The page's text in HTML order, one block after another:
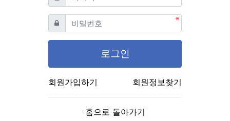
비밀번호필수
로그인
회원가입하기 회원정보찾기
홈으로 돌아가기